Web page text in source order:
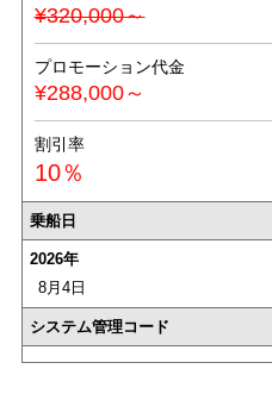
¥320,000～
プロモーション代金
¥288,000～
割引率
10％
乗船日
2026年
8月4日
システム管理コード